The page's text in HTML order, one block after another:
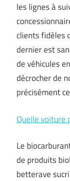
les lignes à
clients fidèles
dernier est
de véhicules
décrocher de
précisément
Quelle voiture
Le
de produits
betterave